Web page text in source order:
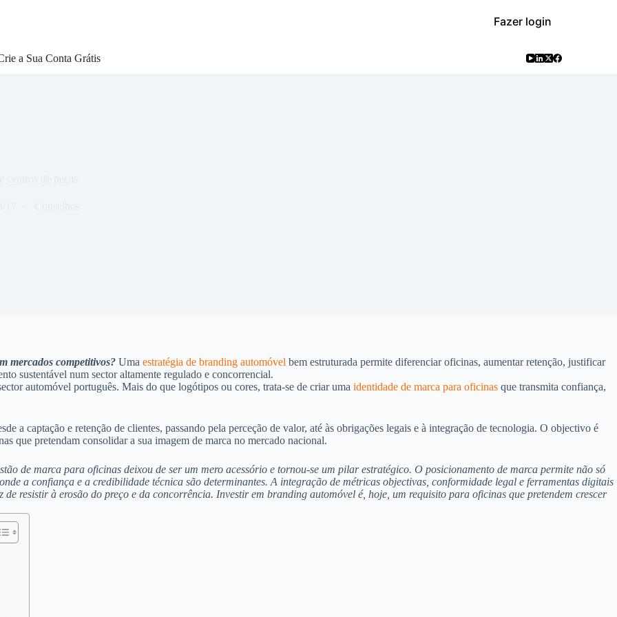
Fazer login
a Sua Conta Grátis
mercados competitivos? Uma estratégia de branding automóvel bem estruturada permite diferenciar oficinas, aumentar retenção, justificar
sustentável num sector altamente regulado e concorrencial.
automóvel português. Mais do que logótipos ou cores, trata-se de criar uma identidade de marca para oficinas que transmita confiança,
a captação e retenção de clientes, passando pela perceção de valor, até às obrigações legais e à integração de tecnologia. O objectivo é
que pretendam consolidar a sua imagem de marca no mercado nacional.
de marca para oficinas deixou de ser um mero acessório e tornou-se um pilar estratégico. O posicionamento de marca permite não só
a confiança e a credibilidade técnica são determinantes. A integração de métricas objectivas, conformidade legal e ferramentas digitais
resistir à erosão do preço e da concorrência. Investir em branding automóvel é, hoje, um requisito para oficinas que pretendem crescer